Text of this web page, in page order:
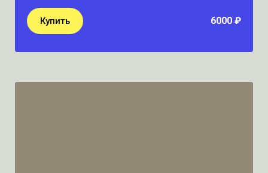
Купить 6000 ₽